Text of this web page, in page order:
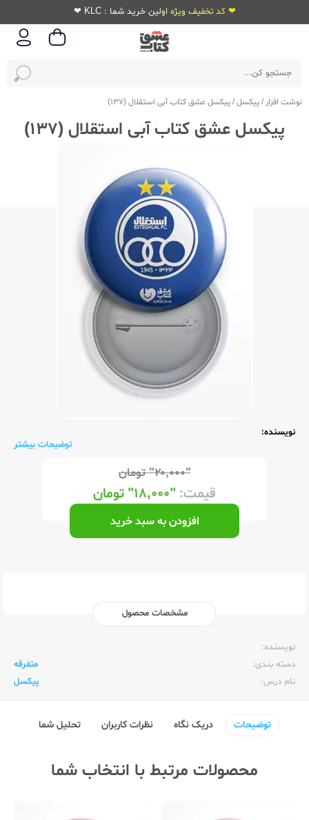
❤ کد تخفیف ویژه اولین خرید شما : KLC ❤
نوشت افزار /پیکسل/پیکسل عشق کتاب آبی استقلال (137)
پیکسل عشق کتاب آبی استقلال (137)
نویسنده:
توضیحات بیشتر
"۲۰,۰۰۰" تومان
قیمت: "۱۸,۰۰۰" تومان
افزودن به سبد خرید
مشخصات محصول
نویسنده:‌
دسته بندی:
متفرقه
نام درس:
پیکسل
توضیحات دریک نگاه نظرات کاربران تحلیل شما
محصولات مرتبط با انتخاب شما